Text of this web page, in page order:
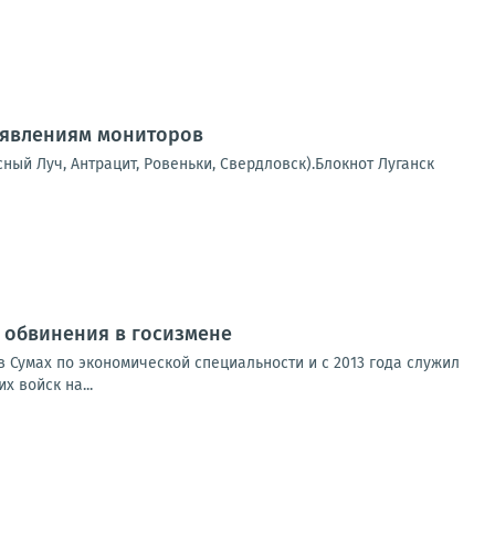
мониторов
Луч, Антрацит, Ровеньки, Свердловск).Блокнот Луганск
обвинения в госизмене
по экономической специальности и с 2013 года служил
войск на...